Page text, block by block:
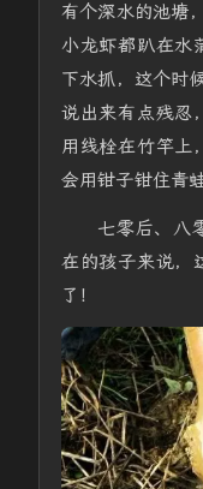
有个深水的池塘
小龙虾都趴在水
下水抓，这个时
说出来有点残忍
用线栓在竹竿上
会用钳子钳住青
七零后、八
在的孩子来说，
了！